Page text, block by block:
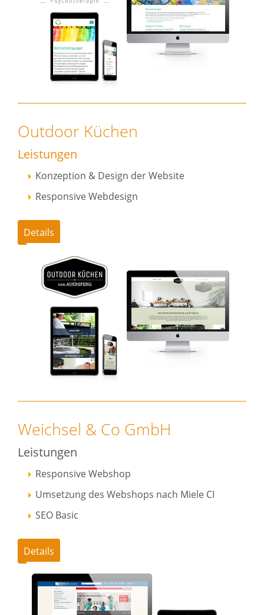
Outdoor Küchen
Leistungen
Konzeption & Design der Website
Responsive Webdesign
Details
Weichsel & Co GmbH
Leistungen
Responsive Webshop
Umsetzung des Webshops nach Miele CI
SEO Basic
Details